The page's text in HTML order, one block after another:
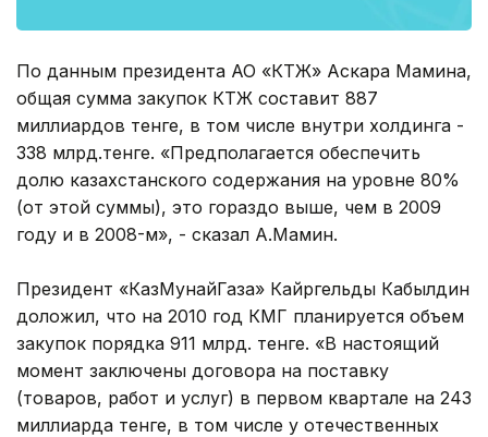
По данным президента АО «КТЖ» Аскара Мамина,
общая сумма закупок КТЖ составит 887
миллиардов тенге, в том числе внутри холдинга -
338 млрд.тенге. «Предполагается обеспечить
долю казахстанского содержания на уровне 80%
(от этой суммы), это гораздо выше, чем в 2009
году и в 2008-м», - сказал А.Мамин.
Президент «КазМунайГаза» Кайргельды Кабылдин
доложил, что на 2010 год КМГ планируется объем
закупок порядка 911 млрд. тенге. «В настоящий
момент заключены договора на поставку
(товаров, работ и услуг) в первом квартале на 243
миллиарда тенге, в том числе у отечественных